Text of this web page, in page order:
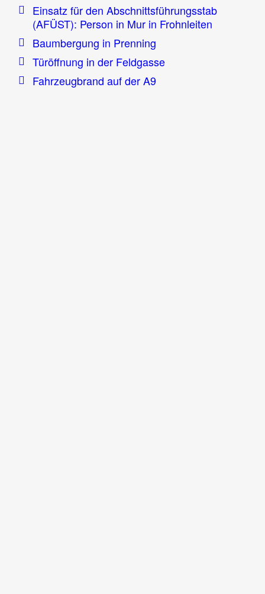
Einsatz für den Abschnittsführungsstab
(AFÜST): Person in Mur in Frohnleiten
Baumbergung in Prenning
Türöffnung in der Feldgasse
Fahrzeugbrand auf der A9